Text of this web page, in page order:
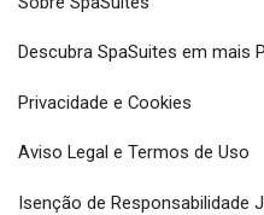
Descubra SpaSuites em mais
Privacidade e Cookies
Aviso Legal e Termos de Uso
Isenção de Responsabilidade